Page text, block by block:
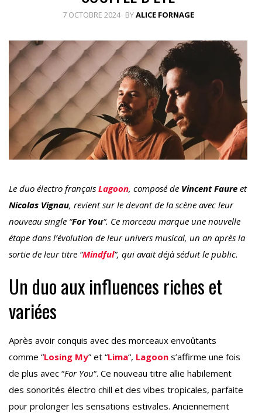
7 OCTOBRE 2024 BYALICE FORNAGE
Le duo électro français Lagoon, composé de Vincent Faure et
Nicolas Vignau, revient sur le devant de la scène avec leur
nouveau single “For You“. Ce morceau marque une nouvelle
étape dans l’évolution de leur univers musical, un an après la
sortie de leur titre “Mindful“, qui avait déjà séduit le public.
Un duo aux influences riches et
variées
Après avoir conquis avec des morceaux envoûtants
comme “Losing My” et “Lima“, Lagoon s’affirme une fois
de plus avec “For You“. Ce nouveau titre allie habilement
des sonorités électro chill et des vibes tropicales, parfaite
pour prolonger les sensations estivales. Anciennement